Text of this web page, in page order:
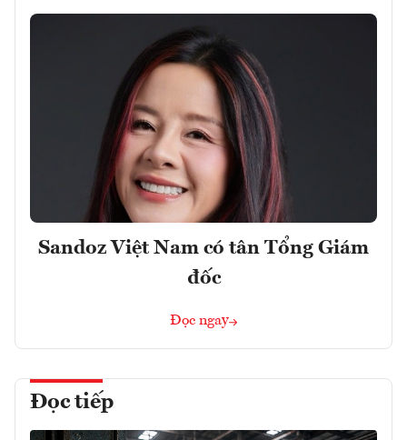
Sandoz Việt Nam có tân Tổng Giám
đốc
Đọc ngay
Đọc tiếp